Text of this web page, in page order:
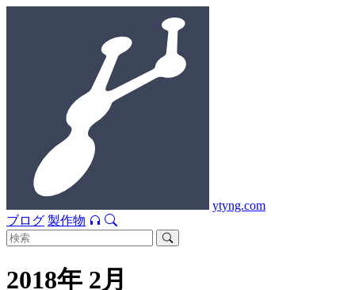
ytyng.com
ブログ 製作物
2018年 2月